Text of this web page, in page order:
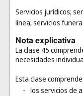
Servicios jurídicos;
línea; servicios
Nota explicativa
La clase 45
necesidades
Esta clase
- los servicios de